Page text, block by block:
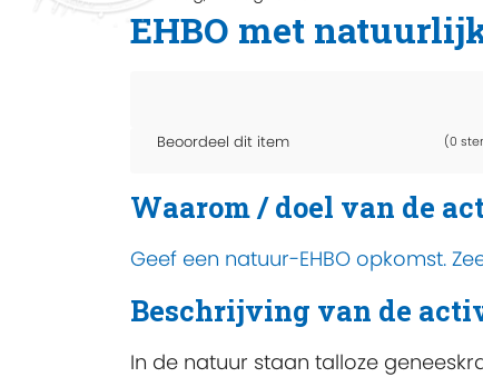
EHBO met
Beoordeel dit item (0
Waarom / doel van de
Geef een natuur-EHBO opkomst.
Beschrijving van de
In de natuur staan talloze